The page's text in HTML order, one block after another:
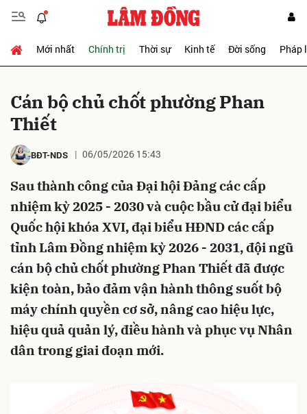
Mới nhất Chính trị Thời sự Kinh tế Đời sống Pháp
Cán bộ chủ chốt phường Phan
Thiết
BĐT-NDS 06/05/2026 15:43
Sau thành công của Đại hội Đảng các cấp
nhiệm kỳ 2025 - 2030 và cuộc bầu cử đại biểu
Quốc hội khóa XVI, đại biểu HĐND các cấp
tỉnh Lâm Đồng nhiệm kỳ 2026 - 2031, đội ngũ
cán bộ chủ chốt phường Phan Thiết đã được
kiện toàn, bảo đảm vận hành thông suốt bộ
máy chính quyền cơ sở, nâng cao hiệu lực,
hiệu quả quản lý, điều hành và phục vụ Nhân
dân trong giai đoạn mới.
Gửi bình luận
Hủy Gửi